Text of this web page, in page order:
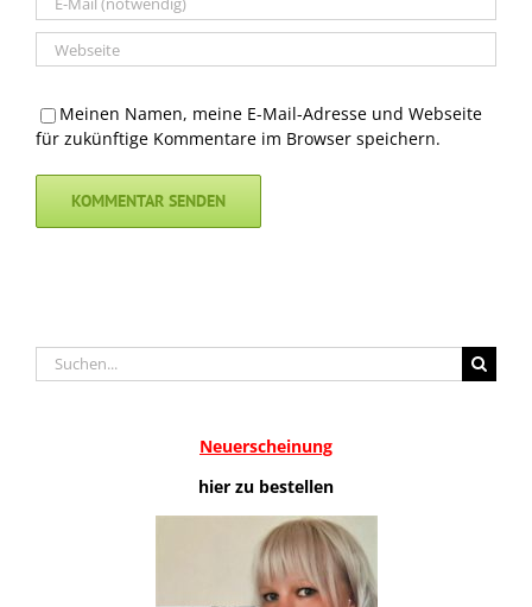
Meinen Namen, meine E-Mail-Adresse und Webseite
für zukünftige Kommentare im Browser speichern.
Suche
nach:
Neuerscheinung
hier zu bestellen